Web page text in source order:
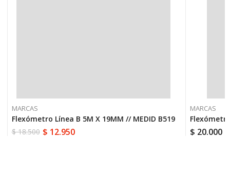
MARCAS
Flexómetro Línea B 5M X 19MM // MEDID B519
$18.500
El $ 12.950
El
MARCAS
$ 20.000